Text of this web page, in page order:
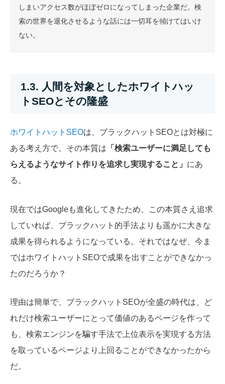
しまいアクセス数がほぼゼロになってしまった企業だ。検
索の世界を退化させるような話には一切耳を傾けてはいけ
ない。
1.3. 人間を対象としたホワイトハッ
トSEOとその隆盛
ホワイトハットSEOは、ブラックハットSEOとは対極に
ある考え方で、その本質は 「検索ユーザーに満足しても
らえるようなサイト作りを追求し実現すること」 にあ
る。
現在ではGoogleも進化してきたため、この本質さえ追求
していれば、ブラックハット的手法よりも遥かに大きな
成果を得られるようになっている。それではなぜ、今ま
ではホワイトハットSEOで成果を出すことができなかっ
たのだろうか？
理由は簡単で、ブラックハットSEOが全盛の時代は、ど
れだけ検索ユーザーにとって価値のあるページを作って
も、検索エンジンを騙す手法で上位表示を実現する方法
を取っているページより上回ることができなかったから
だ。